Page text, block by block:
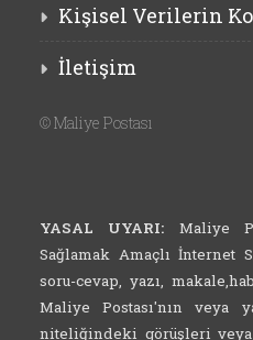
Kişisel Verilerin
İletişim
©Maliye Postası
YASAL UYARI: Maliye
Sağlamak Amaçlı İnternet
soru-cevap, yazı,
Maliye Postası'nın veya
niteliğindeki görüşleri